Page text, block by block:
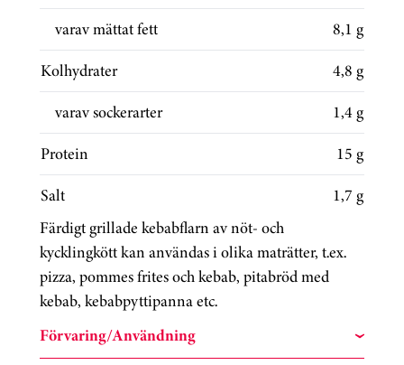
varav mättat fett
8,1 g
Kolhydrater
4,8 g
varav sockerarter
1,4 g
Protein
15 g
Salt
1,7 g
Färdigt grillade kebabflarn av nöt- och
kycklingkött kan användas i olika maträtter, t.ex.
pizza, pommes frites och kebab, pitabröd med
kebab, kebabpyttipanna etc.
Förvaring/Användning